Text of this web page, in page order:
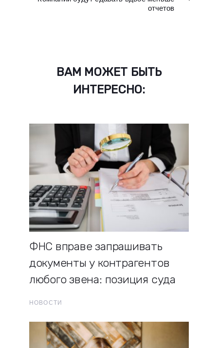
отчетов
ВАМ МОЖЕТ БЫТЬ
ИНТЕРЕСНО:
ФНС вправе запрашивать
документы у контрагентов
любого звена: позиция суда
НОВОСТИ